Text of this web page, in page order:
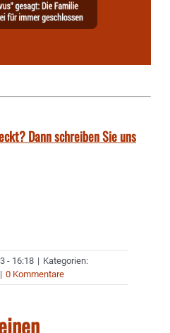
Dann schreiben Sie uns
- 16:18 | Kategorien:
| 0 Kommentare